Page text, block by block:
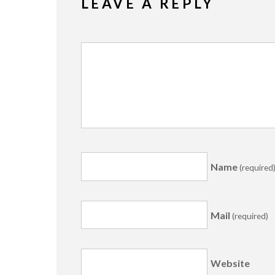
LEAVE A REPLY
Name
Mail(required)
Website